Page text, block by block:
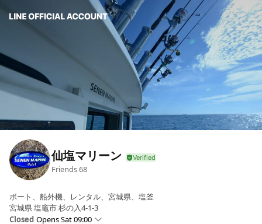
仙塩マリーン
Friends68
ボート、船外機、レンタル、宮城県、塩釜
宮城県 塩竈市 杉の入4-1-3
Closed Opens Sat 09:00